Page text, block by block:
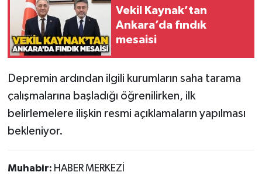
Vekil Kaynak’tan
Ankara’da fındık
mesaisi
Depremin ardından ilgili kurumların saha tarama
çalışmalarına başladığı öğrenilirken, ilk
belirlemelere ilişkin resmi açıklamaların yapılması
bekleniyor.
Muhabir: HABER MERKEZİ
Politika
Resmi İlan
Röportaj
Sağlık
Spor